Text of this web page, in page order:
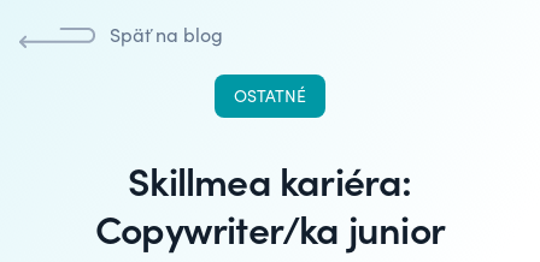
Späť na blog
OSTATNÉ
Skillmea kariéra:
Copywriter/ka junior